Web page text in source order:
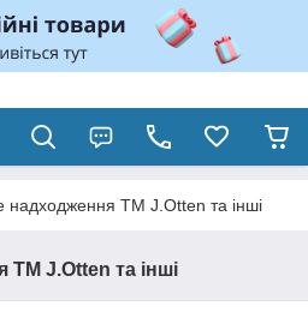
надходження ТМ J.Otten та інші
J.Otten та інші